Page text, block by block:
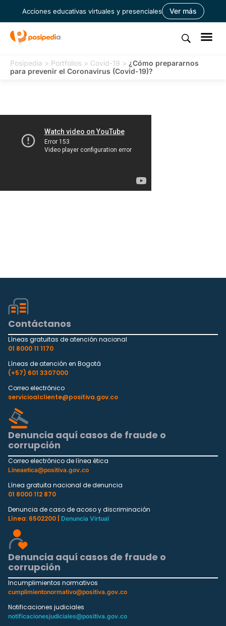
Acciones educativas virtuales y presenciales Ver más
Posipedia > Portfolios > Covid-19 > ¿Cómo prepararnos
para prevenir el Coronavirus (Covid-19)?
Contáctanos
Líneas gratuitas de atención nacional
01 8000 11 1170
Líneas de atención en Bogotá
(+57) 601 3307000
Correo electrónico
servicioalcliente@positiva.gov.co
Denuncia aquí casos de fraude o
corrupción
Correo electrónico de línea ética
Lineaetica@positiva.gov.co
Línea gratuita nacional de denuncia
01 8000 112 870
Denuncia de caso de acoso y discriminación
Línea: 6502200 |
Denuncia Virtual
Denuncia aquí casos de fraude o
corrupción
Incumplimientos normativos
cumplimientonormativo@positiva.gov.co
Notificaciones judiciales
notificacionesjudiciales@positiva.gov.co